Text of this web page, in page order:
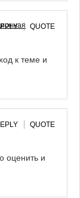
QUOTE
к теме и
QUOTE
оценить и